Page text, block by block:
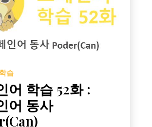
습
어 학습 52화 :
어 동사